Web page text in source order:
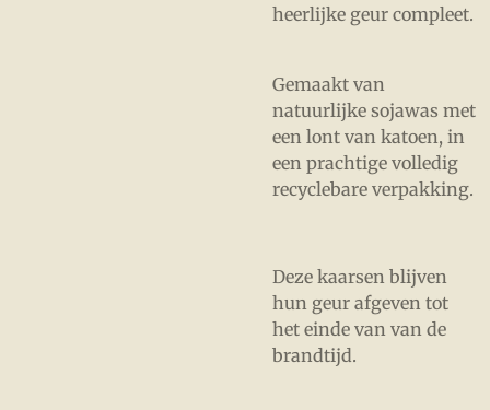
heerlijke geur compleet.
Gemaakt van
natuurlijke sojawas met
een lont van katoen, in
een prachtige volledig
recyclebare verpakking.
Deze kaarsen blijven
hun geur afgeven tot
het einde van van de
brandtijd.